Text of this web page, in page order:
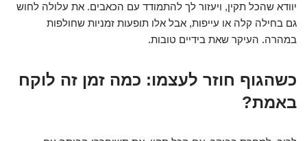
יוודא שהכל תקין, ויעזור לך להתמודד עם הכאבים. את עלולה לחוש
גם בחילה קלה או עייפות, אבל אלו תופעות זמניות שחולפות
במהרה. העיקר שאת בידיים טובות.
כשהגוף חוזר לעצמו: כמה זמן זה לוקח
באמת?